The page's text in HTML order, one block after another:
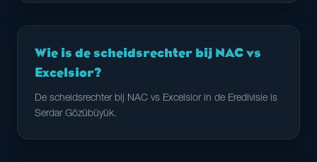
Wie is de scheidsrechter bij NAC vs
Excelsior?
De scheidsrechter bij NAC vs Excelsior in de Eredivisie is
Serdar Gözübüyük.